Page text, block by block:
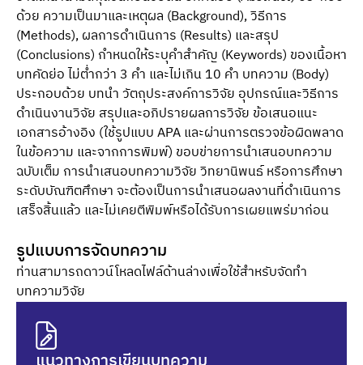
ด้วย ความเป็นมาและเหตุผล (Background), วิธีการ
(Methods), ผลการดำเนินการ (Results) และสรุป
(Conclusions) กำหนดให้ระบุคำสำคัญ (Keywords) ของเนื้อหา
บทคัดย่อ ไม่ต่ำกว่า 3 คำ และไม่เกิน 10 คำ บทความ (Body)
ประกอบด้วย บทนำ วัตถุประสงค์การวิจัย อุปกรณ์และวิธีการ
ดำเนินงานวิจัย สรุปและอภิปรายผลการวิจัย ข้อเสนอแนะ
เอกสารอ้างอิง (ใช้รูปแบบ APA และผ่านการตรวจข้อผิดพลาด
ในข้อความ และจากการพิมพ์) ขอบข่ายการนำเสนอบทความ
ฉบับเต็ม การนำเสนอบทความวิจัย วิทยานิพนธ์ หรือการศึกษา
ระดับบัณฑิตศึกษา จะต้องเป็นการนำเสนอผลงานที่ดำเนินการ
เสร็จสิ้นแล้ว และไม่เคยตีพิมพ์หรือได้รับการเผยแพร่มาก่อน
รูปแบบการจัดบทความ
ท่านสามารถดาวน์โหลดไฟล์ด้านล่างเพื่อใช้สำหรับจัดทำ
บทความวิจัย